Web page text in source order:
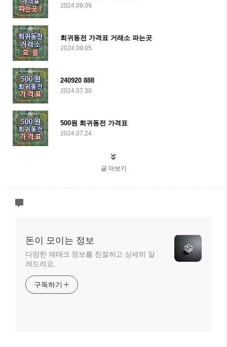
2024.09.09
희귀동전 가격표 거래소 파는곳
2024.09.05
240920 888
2024.07.30
500원 희귀동전 가격표
2024.07.24
글 더보기
돈이 모이는 정보
다양한 재태크 정보를 친절하고 상세히 알
려드려요.
구독하기